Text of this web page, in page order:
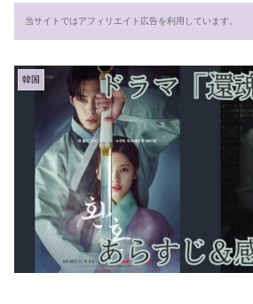
当サイトではアフィリエイト広告を利用しています。
韓国